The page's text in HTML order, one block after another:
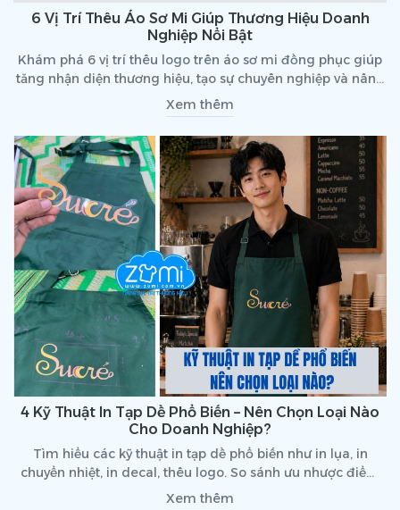
6 Vị Trí Thêu Áo Sơ Mi Giúp Thương Hiệu Doanh
Nghiệp Nổi Bật
Khám phá 6 vị trí thêu logo trên áo sơ mi đồng phục giúp
tăng nhận diện thương hiệu, tạo sự chuyên nghiệp và nâng
cao hình ảnh doanh nghiệp.
Xem thêm
4 Kỹ Thuật In Tạp Dề Phổ Biến – Nên Chọn Loại Nào
Cho Doanh Nghiệp?
Tìm hiểu các kỹ thuật in tạp dề phổ biến như in lụa, in
chuyển nhiệt, in decal, thêu logo. So sánh ưu nhược điểm
và chọn phương pháp phù hợp cho doanh nghiệp.
Xem thêm